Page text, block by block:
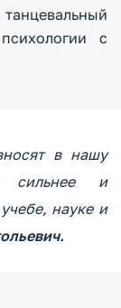
психологии с
в нашу
сильнее и
науке и